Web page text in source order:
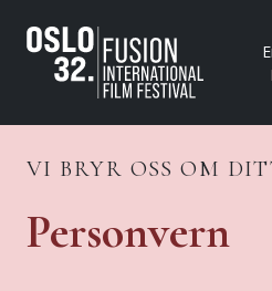
VI BRYR OSS OM
Personvern